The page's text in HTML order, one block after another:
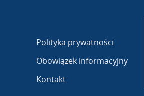
Polityka prywatności
Obowiązek informacyjny
Kontakt